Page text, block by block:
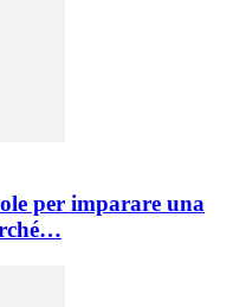
per imparare una